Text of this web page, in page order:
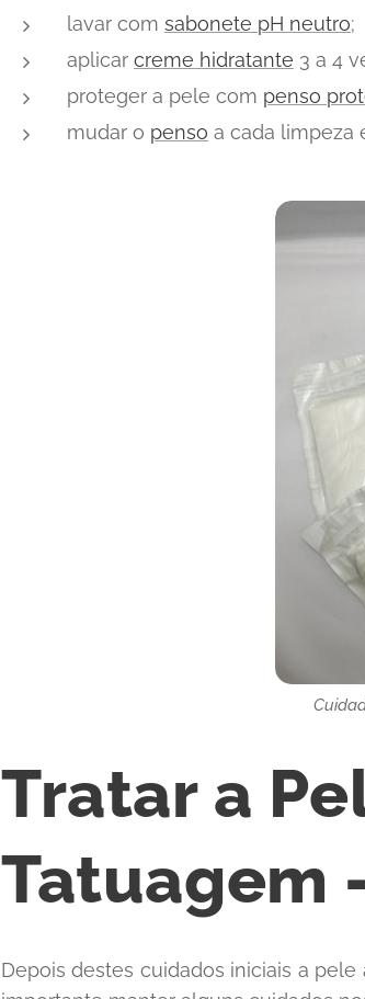
lavar com sabonete pH neutro;
aplicar creme hidratante 3 a 4
proteger a pele com penso
mudar o penso a cada limpeza
Tratar a
Tatuagem
Depois destes cuidados iniciais a